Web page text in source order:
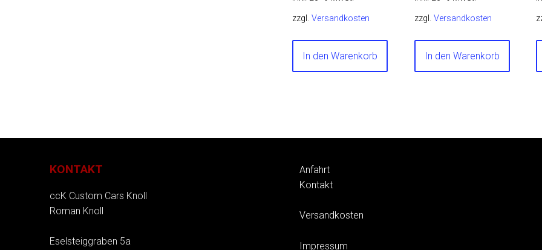
zzgl.Versandkosten
In den Warenkorb
zzgl. Versandkosten
In den Warenkorb
KONTAKT
ccK Custom Cars Knoll
Roman Knoll
Eselsteiggraben 5a
Anfahrt
Kontakt
Versandkosten
Impressum